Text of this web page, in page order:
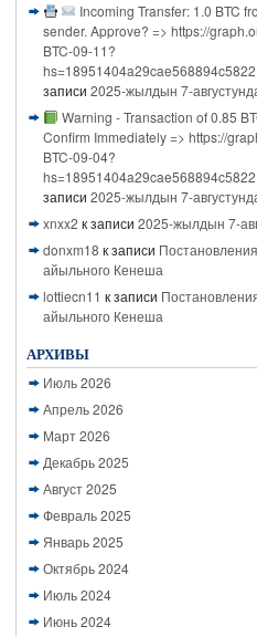
Incoming Transfer: 1.0 BTC
sender. Approve? => https://
BTC-09-11?
записи 2025-жылдын 7-
Warning - Transaction of 0.85
Confirm Immediately => https://
BTC-09-04?
записи 2025-жылдын 7-
xnxx2 к записи 2025-жылдын 7-
donxm18 к записи
айыльного Кенеша
lottiecn11 к записи
айыльного Кенеша
АРХИВЫ
Июль 2026
Апрель 2026
Март 2026
Декабрь 2025
Август 2025
Февраль 2025
Январь 2025
Октябрь 2024
Июль 2024
Июнь 2024